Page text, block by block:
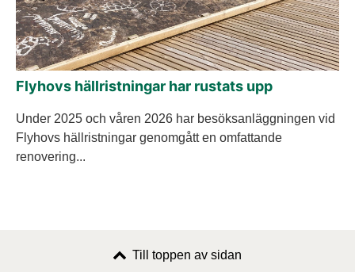
Flyhovs hällristningar har rustats upp
Under 2025 och våren 2026 har besöksanläggningen vid
Flyhovs hällristningar genomgått en omfattande
renovering...
Till toppen av sidan